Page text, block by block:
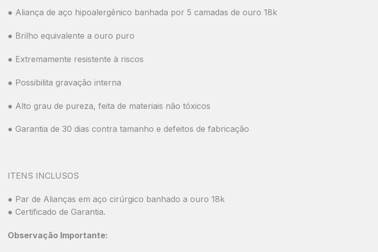
● Aliança de aço hipoalergênico banhada por 5 camadas de ouro 18k
● Brilho equivalente a ouro puro
● Extremamente resistente à riscos
● Possibilita gravação interna
● Alto grau de pureza, feita de materiais não tóxicos
● Garantia de 30 dias contra tamanho e defeitos de fabricação
ITENS INCLUSOS
● Par de Alianças em aço cirúrgico banhado a ouro 18k
● Certificado de Garantia.
Observação Importante: